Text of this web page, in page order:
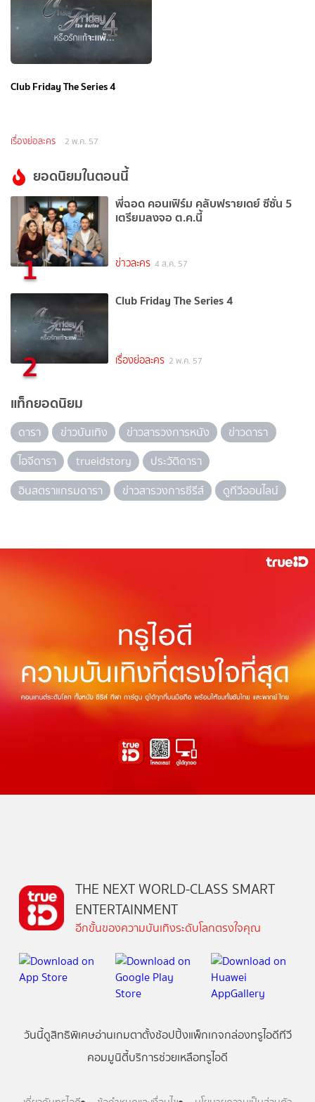
Club Friday The Series 4
เรื่องย่อละคร 2 พ.ค. 57
ยอดนิยมในตอนนี้
1
พี่ฉอด คอนเฟิร์ม คลับฟรายเดย์ ซีซั่น 5
เตรียมลงจอ ต.ค.นี้
ข่าวละคร 4 ส.ค. 57
2
Club Friday The Series 4
เรื่องย่อละคร 2 พ.ค. 57
แท็กยอดนิยม
ดารา ข่าวบันเทิง ข่าวสารวงการหนัง
ข่าวดารา
ไอจีดารา
trueidstory
ประวัติดารา
อินสตราแกรมดารา
ข่าวสารวงการซีรีส์ ดูทีวีออนไลน์
THE NEXT WORLD-CLASS SMART
ENTERTAINMENT
อีกขั้นของความบันเทิงระดับโลกตรงใจคุณ
วันนี้ดูสิทธิพิเศษอ่านเกมตาตั้งช้อปปิ้งแพ็กเกจกล่องทรูไอดีทีวี
คอมมูนิตี้บริการช่วยเหลือทรูไอดี